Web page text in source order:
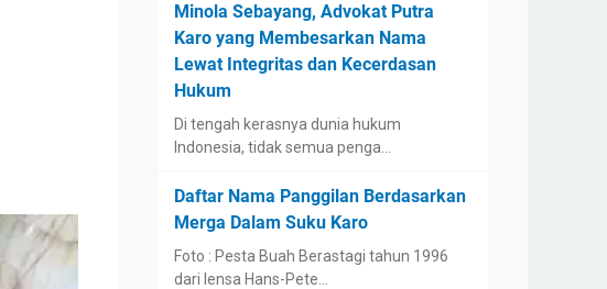
Minola Sebayang, Advokat Putra
Karo yang Membesarkan Nama
Lewat Integritas dan Kecerdasan
Hukum
Di tengah kerasnya dunia hukum
Indonesia, tidak semua penga…
Daftar Nama Panggilan Berdasarkan
Merga Dalam Suku Karo
Foto : Pesta Buah Berastagi tahun 1996
dari lensa Hans-Pete…